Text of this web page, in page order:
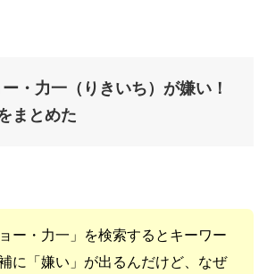
・力一（りきいち）が嫌い！
まとめた
ョー・力一」を検索するとキーワー
に「嫌い」が出るんだけど、なぜ